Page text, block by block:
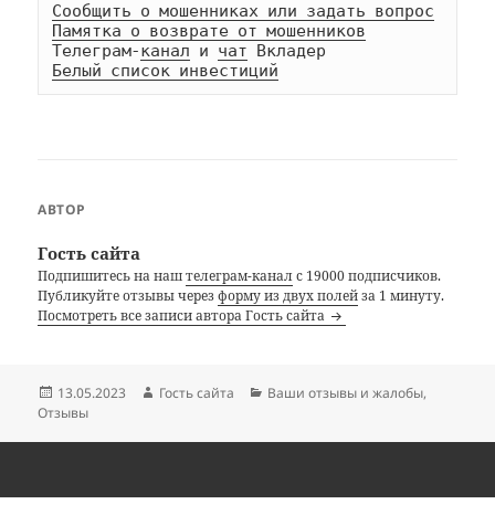
Сообщить о мошенниках или задать вопрос
Памятка о возврате от мошенников
Телеграм-канал и чат
Белый список инвестиций
АВТОР
Гость сайта
Подпишитесь на наштелеграм-каналс 19000 подписчиков.
Публикуйте отзывы черезформу из двух полейза 1 минуту.
Посмотреть все записи автора Гость сайта
Опубликовано
13.05.2023 Автор
Гость сайта Рубрики
Ваши отзывы и жалобы,
Отзывы